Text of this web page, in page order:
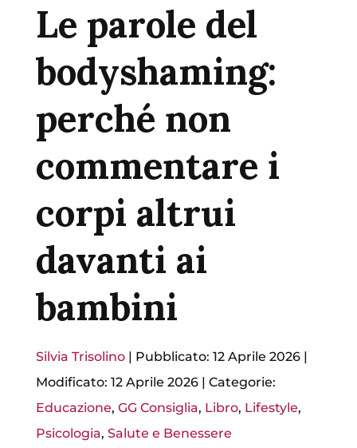
Le parole del
bodyshaming:
perché non
commentare i
corpi altrui
davanti ai
bambini
Silvia Trisolino| Pubblicato: 12 Aprile 2026|
Modificato: 12 Aprile 2026| Categorie:
Educazione, GG Consiglia, Libro, Lifestyle,
Psicologia, Salute e Benessere